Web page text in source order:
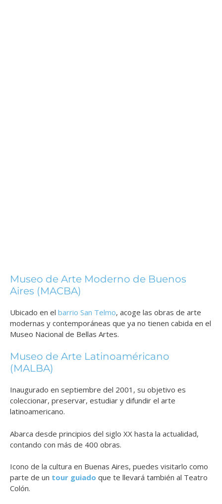
Museo de Arte Moderno de Buenos
Aires (MACBA)
Ubicado en el barrio San Telmo, acoge las obras de arte
modernas y contemporáneas que ya no tienen cabida en el
Museo Nacional de Bellas Artes.
Museo de Arte Latinoaméricano
(MALBA)
Inaugurado en septiembre del 2001, su objetivo es
coleccionar, preservar, estudiar y difundir el arte
latinoamericano.
Abarca desde principios del siglo XX hasta la actualidad,
contando con más de 400 obras.
Icono de la cultura en Buenas Aires, puedes visitarlo como
parte de un tour guiado que te llevará también al Teatro
Colón.